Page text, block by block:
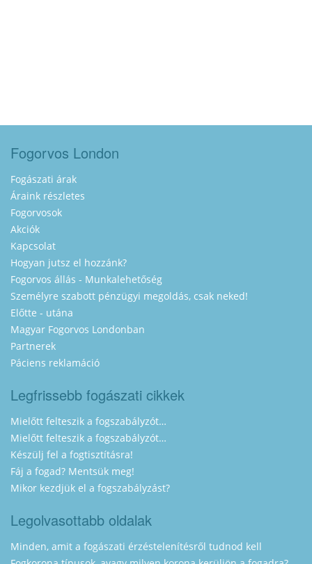
Fogorvos London
Fogászati árak
Áraink részletes
Fogorvosok
Akciók
Kapcsolat
Hogyan jutsz el hozzánk?
Fogorvos állás - Munkalehetőség
Személyre szabott pénzügyi megoldás, csak neked!
Előtte - utána
Magyar Fogorvos Londonban
Partnerek
Páciens reklamáció
Legfrissebb fogászati cikkek
Mielőtt felteszik a fogszabályzót…
Mielőtt felteszik a fogszabályzót…
Készülj fel a fogtisztításra!
Fáj a fogad? Mentsük meg!
Mikor kezdjük el a fogszabályzást?
Legolvasottabb oldalak
Minden, amit a fogászati érzéstelenítésről tudnod kell